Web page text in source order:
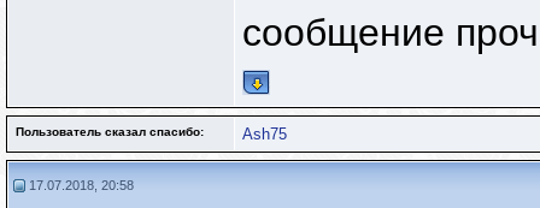
сообщение
Пользователь сказал cпасибо: Ash75
17.07.2018, 20:58